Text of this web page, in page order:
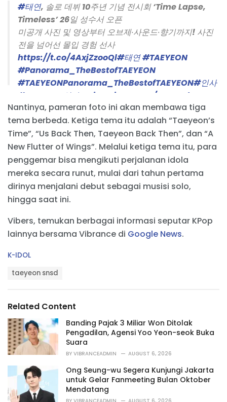
#태연, 솔로 데뷔 10주년 기념 전시회 ‘Time Lapse,
Timeless’ 26일 성수서 오픈
미공개 사진 및 영상부터 오브제∙사운드∙향기까지! 사진
전을 넘어선 몰입 경험 선사
https://t.co/4AxjZzooQl#태연#TAEYEON
#Panorama_TheBestofTAEYEON
#TAEYEONPanorama_TheBestofTAEYEON#인사
#TAEYEON인사
pic.twitter.com/ozRQQdJqqB
— TAEYEON Official (@TAEYEONsmtown)
November 24, 2025
Nantinya, pameran foto ini akan membawa tiga
tema berbeda. Ketiga tema itu adalah “Taeyeon’s
Time”, “Us Back Then, Taeyeon Back Then”, dan “A
New Flutter of Wings”. Melalui ketiga tema itu, para
penggemar bisa mengikuti perjalanan idola
mereka secara runut, mulai dari tahun pertama
dirinya menjalani debut sebagai musisi solo,
hingga saat ini.
Vibers, temukan berbagai informasi seputar KPop
lainnya bersama Vibrance di Google News.
C
r
i
e
s
:
K-IDOL
:
taeyeon snsd
Related Content
Banding Pajak 3 Miliar Won Ditolak
Pengadilan, Agensi Yoo Yeon-seok Buka
Suara
BY VIBRANCEADMIN AUGUST 6, 2026
Ong Seung-wu Segera Kunjungi Jakarta
untuk Gelar Fanmeeting Bulan Oktober
Mendatang